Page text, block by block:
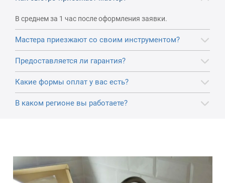
В среднем за 1 час после оформления заявки.
Мастера приезжают со своим инструментом?
Предоставляется ли гарантия?
Какие формы оплат у вас есть?
В каком регионе вы работаете?